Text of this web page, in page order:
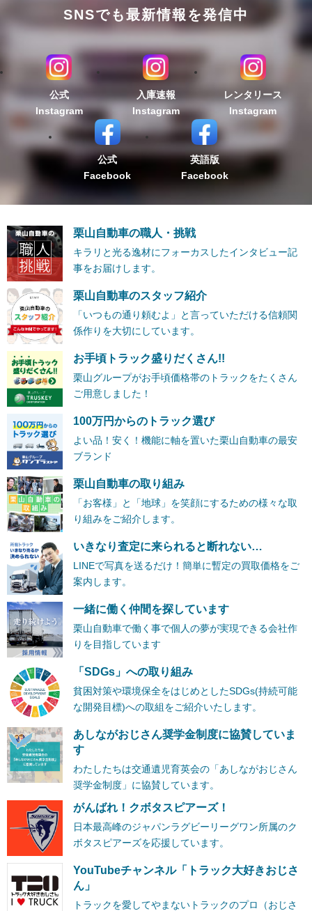
SNSでも最新情報を発信中
公式
Instagram
入庫速報
Instagram
レンタリース
Instagram
公式
Facebook
英語版
Facebook
栗山自動車の職人・挑戦
キラリと光る逸材にフォーカスしたインタビュー記
事をお届けします。
栗山自動車のスタッフ紹介
「いつもの通り頼むよ」と言っていただける信頼関
係作りを大切にしています。
お手頃トラック盛りだくさん!!
栗山グループがお手頃価格帯のトラックをたくさん
ご用意しました！
100万円からのトラック選び
よい品！安く！機能に軸を置いた栗山自動車の最安
ブランド
栗山自動車の取り組み
「お客様」と「地球」を笑顔にするための様々な取
り組みをご紹介します。
いきなり査定に来られると断れない…
LINEで写真を送るだけ！簡単に暫定の買取価格をご
案内します。
一緒に働く仲間を探しています
栗山自動車で働く事で個人の夢が実現できる会社作
りを目指しています
「SDGs」への取り組み
貧困対策や環境保全をはじめとしたSDGs(持続可能
な開発目標)への取組をご紹介いたします。
あしながおじさん奨学金制度に協賛していま
す
わたしたちは交通遺児育英会の「あしながおじさん
奨学金制度」に協賛しています。
がんばれ！クボタスピアーズ！
日本最高峰のジャパンラグビーリーグワン所属のク
ボタスピアーズを応援しています。
YouTubeチャンネル「トラック大好きおじさ
ん」
トラックを愛してやまないトラックのプロ（おじさ